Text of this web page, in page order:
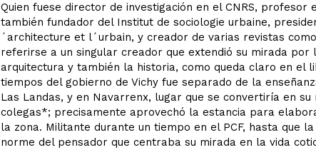
Quien fuese director de investigación en el CNRS,
también fundador del Institut de sociologie urbaine,
´architecture et l´urbain, y creador de varias revistas
referirse a un singular creador que extendió su mirada
arquitectura y también la historia, como queda claro en el
tiempos del gobierno de Vichy fue separado de la
Las Landas, y en Navarrenx, lugar que se convertiría en
colegas*; precisamente aprovechó la estancia para
la zona. Militante durante un tiempo en el PCF, hasta que
norme del pensador que centraba su mirada en la vida